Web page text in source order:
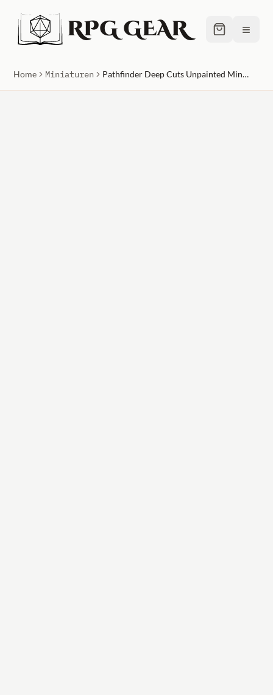
RPG GEAR ≡
Home Miniaturen Pathfinder Deep Cuts Unpainted Miniatures - Male Gnome Sorcerer